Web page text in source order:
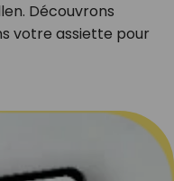
Découvrons
votre assiette pour